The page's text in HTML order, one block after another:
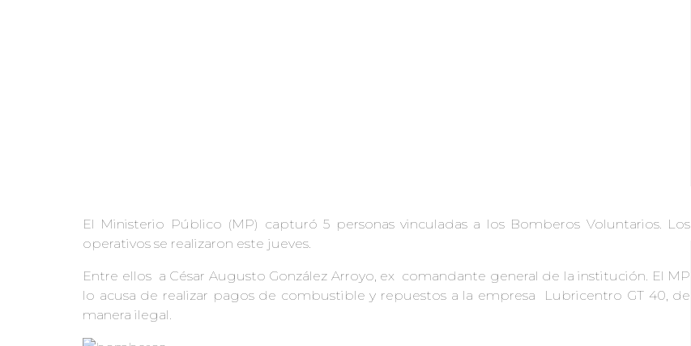
El Ministerio Público (MP) capturó 5 personas vinculadas a los Bomberos Voluntarios. Los
operativos se realizaron este jueves.
Entre ellos a César Augusto González Arroyo, ex comandante general de la institución. El MP
lo acusa de realizar pagos de combustible y repuestos a la empresa Lubricentro GT 40, de
manera ilegal.